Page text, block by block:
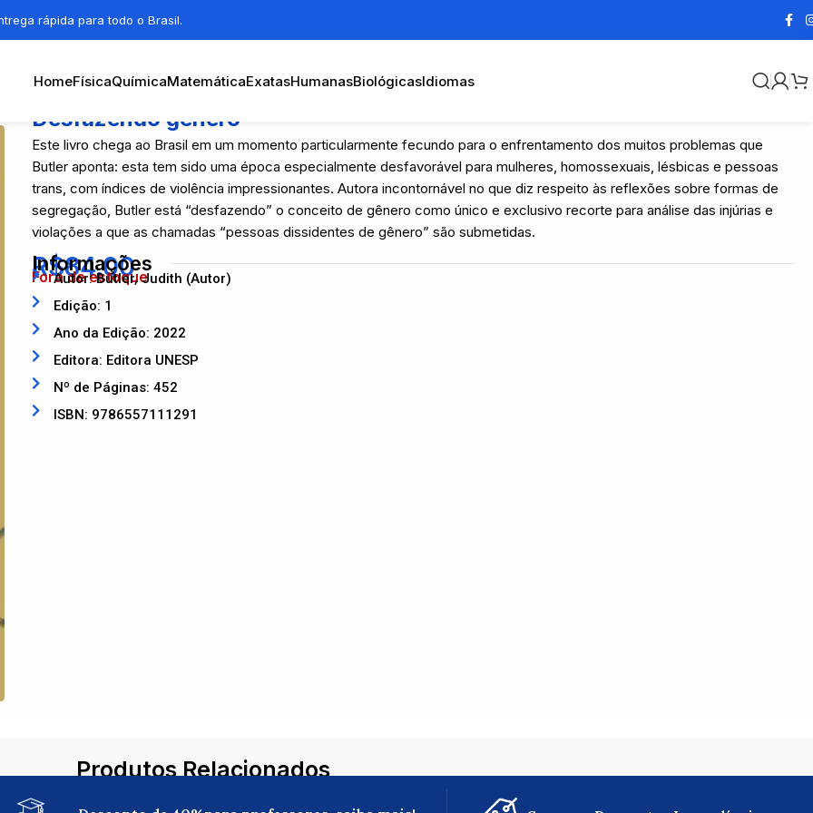
rápida para todo o Brasil.
HomeFísicaQuímicaMatemáticaExatasHumanasBiológicasIdiomas
Desfazendo gênero
Este livro chega ao Brasil em um momento particularmente fecundo para o enfrentamento dos muitos problemas que
Butler aponta: esta tem sido uma época especialmente desfavorável para mulheres, homossexuais, lésbicas e pessoas
trans, com índices de violência impressionantes. Autora incontornável no que diz respeito às reflexões sobre formas de
segregação, Butler está “desfazendo” o conceito de gênero como único e exclusivo recorte para análise das injúrias e
violações a que as chamadas “pessoas dissidentes de gênero” são submetidas.
R$84,00
Fora de estoque
Informações
Autor: Butler, Judith (Autor)
Edição: 1
Ano da Edição: 2022
Editora: Editora UNESP
Nº de Páginas: 452
ISBN: 9786557111291
Produtos Relacionados